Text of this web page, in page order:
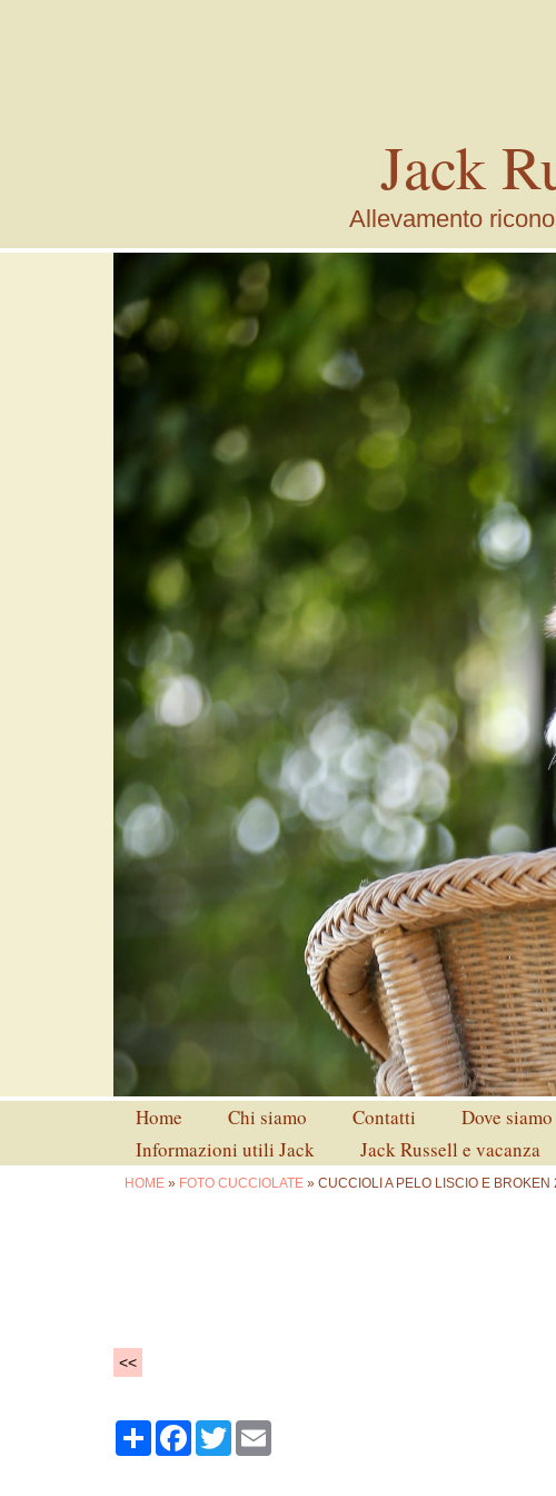
Jack
Allevamento
Home Chi siamo Contatti Dove siamo
Informazioni utili Jack
Jack Russell e vacanza
HOME » FOTO CUCCIOLATE » CUCCIOLI A PELO LISCIO E
<<
Share Facebook
Twitter